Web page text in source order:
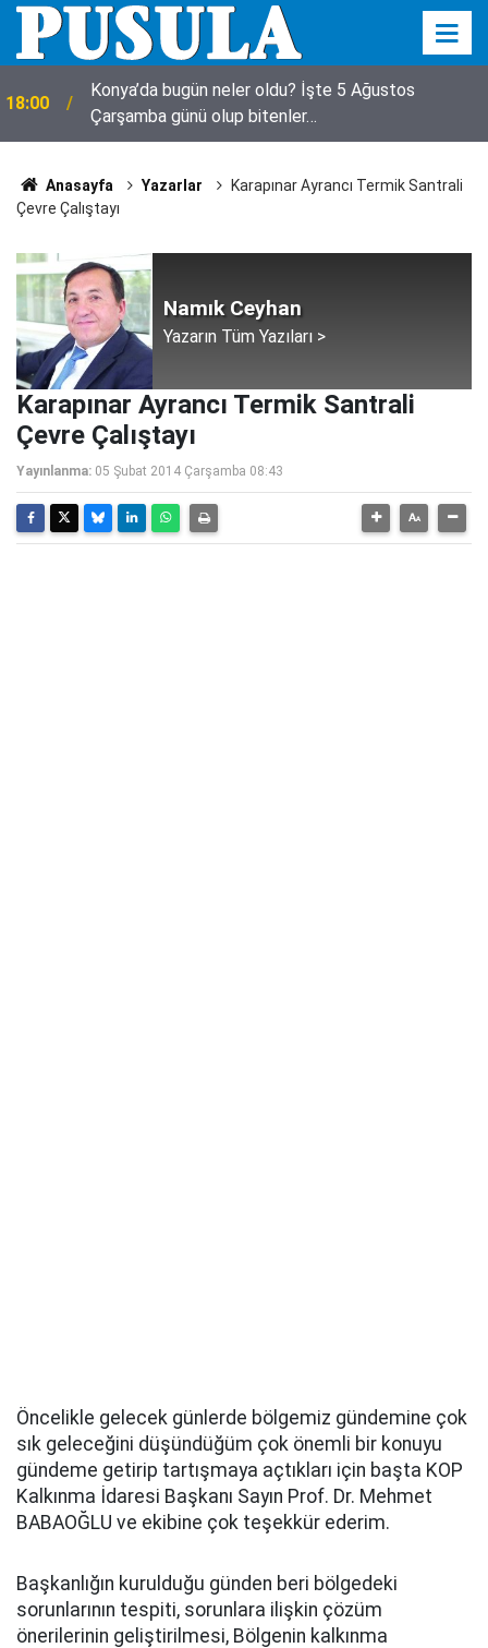
18:00
Konya’da bugün neler oldu? İşte 5 Ağustos
Çarşamba günü olup bitenler…
Anasayfa Yazarlar
Karapınar Ayrancı Termik Santrali
Çevre Çalıştayı
Namık Ceyhan
Yazarın Tüm Yazıları >
Karapınar Ayrancı Termik Santrali
Çevre Çalıştayı
Yayınlanma: 05 Şubat 2014 Çarşamba 08:43
Öncelikle gelecek günlerde bölgemiz gündemine çok
sık geleceğini düşündüğüm çok önemli bir konuyu
gündeme getirip tartışmaya açtıkları için başta KOP
Kalkınma İdaresi Başkanı Sayın Prof. Dr. Mehmet
BABAOĞLU ve ekibine çok teşekkür ederim.
Başkanlığın kurulduğu günden beri bölgedeki
sorunlarının tespiti, sorunlara ilişkin çözüm
önerilerinin geliştirilmesi, Bölgenin kalkınma